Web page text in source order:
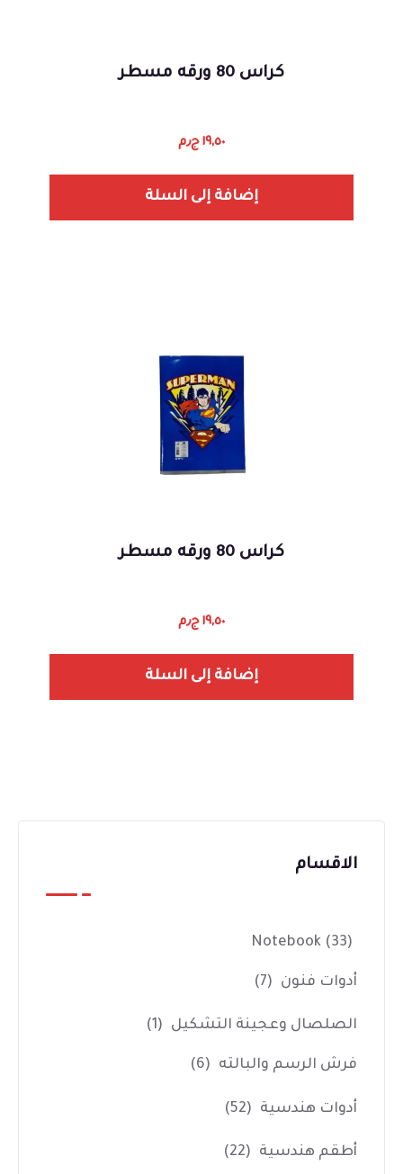
كراس 80 ورقه مسطر
١٩,٥٠ ج٫م
إضافة إلى السلة
كراس 80 ورقه مسطر
١٩,٥٠ ج٫م
إضافة إلى السلة
الاقسام
Notebook (33)
أدوات فنون (7)
الصلصال وعجينة التشكيل (1)
فرش الرسم والبالته (6)
أدوات هندسية (52)
أطقم هندسية (22)